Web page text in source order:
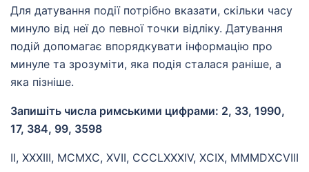
Для датування події потрібно вказати, скільки часу
минуло від неї до певної точки відліку. Датування
подій допомагає впорядкувати інформацію про
минуле та зрозуміти, яка подія сталася раніше, а
яка пізніше.
Запишіть числа римськими цифрами: 2, 33, 1990,
17, 384, 99, 3598
II, XXXIII, MCMXC, XVII, CCCLXXXIV, XCIX, MMMDXCVIII